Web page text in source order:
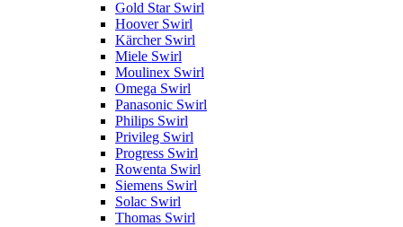
Gold Star Swirl
Hoover Swirl
Kärcher Swirl
Miele Swirl
Moulinex Swirl
Omega Swirl
Panasonic Swirl
Philips Swirl
Privileg Swirl
Progress Swirl
Rowenta Swirl
Siemens Swirl
Solac Swirl
Thomas Swirl